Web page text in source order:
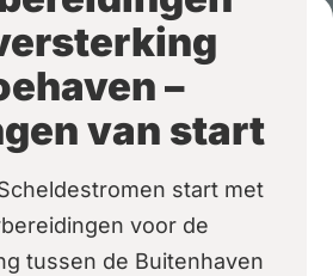
–
van start
start met
voor de
tussen de Buitenhaven